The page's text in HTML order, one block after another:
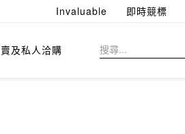
Invaluable 即時競標
及私人洽購